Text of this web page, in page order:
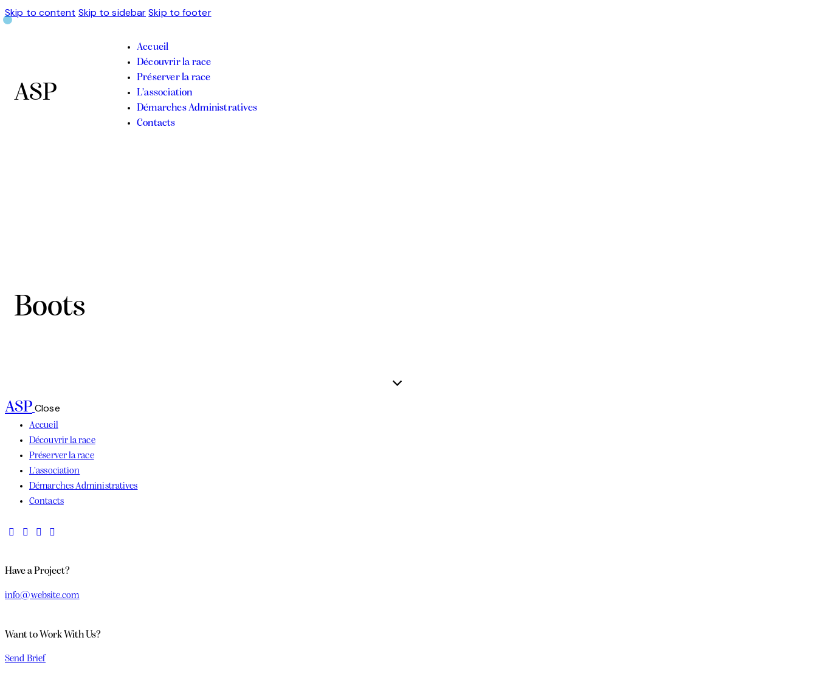
Skip to content Skip to sidebar Skip to footer
ASP
Accueil
Découvrir la race
Préserver la race
L’association
Démarches Administratives
Contacts
Boots
ASPClose
Accueil
Découvrir la race
Préserver la race
L’association
Démarches Administratives
Contacts
Have a Project?
info@website.com
Want to Work With Us?
Send Brief